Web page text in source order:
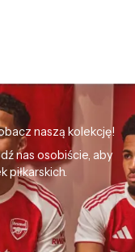
naszą kolekcję!
nas osobiście, aby
piłkarskich.